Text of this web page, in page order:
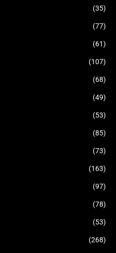
(35)
(77)
(61)
(107)
(68)
(49)
(53)
(85)
(73)
(163)
(97)
(78)
(53)
(268)